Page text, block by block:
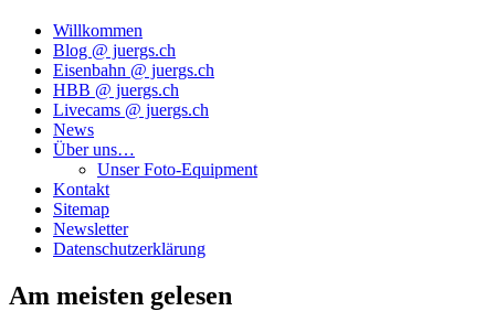
Willkommen
Blog @ juergs.ch
Eisenbahn @ juergs.ch
HBB @ juergs.ch
Livecams @ juergs.ch
News
Über uns…
Unser Foto-Equipment
Kontakt
Sitemap
Newsletter
Datenschutzerklärung
Am meisten gelesen